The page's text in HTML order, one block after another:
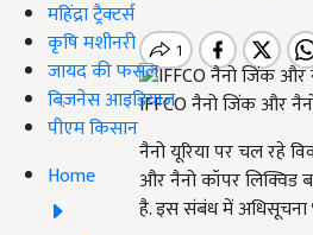
महिंद्रा ट्रैक्टर्स
कृषि मशीनरी
जायद की फसल
बिज़नेस आइडियाज
पीएम किसान
Home
IFFCO नैनो जिंक और
नैनो यूरिया पर चल रहे
और नैनो कॉपर लिक्विड
है. इस संबंध में अधिसूचना